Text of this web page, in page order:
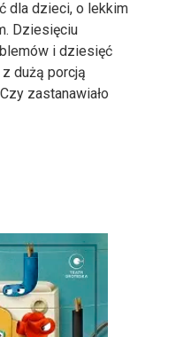
dla dzieci, o lekkim
Dziesięciu
i dziesięć
dużą porcją
zastanawiało